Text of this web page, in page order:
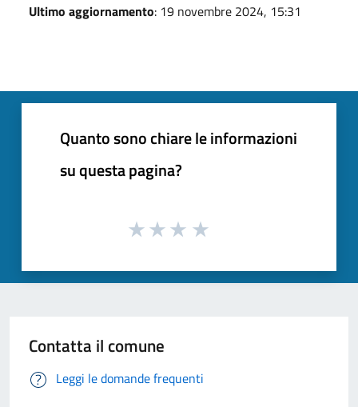
Ultimo aggiornamento: 19 novembre 2024, 15:31
Quanto sono chiare le informazioni
su questa pagina?
Contatta il comune
Leggi le domande frequenti